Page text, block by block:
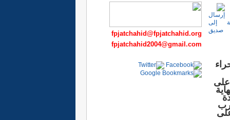
على
fpjatchahid@fpjatchahid.org
fpjatchahid2004@gmail.com